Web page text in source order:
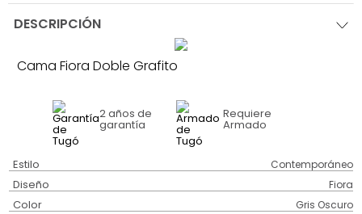
DESCRIPCIÓN
Cama Fiora Doble Grafito
2 años de
garantía
Requiere
Armado
Estilo Contemporáneo
Diseño Fiora
Color Gris Oscuro